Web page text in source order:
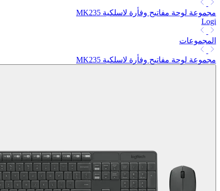
مجموعة لوحة مفاتيح وفأرة لاسلكية MK235
Logi
المجموعات
مجموعة لوحة مفاتيح وفأرة لاسلكية MK235